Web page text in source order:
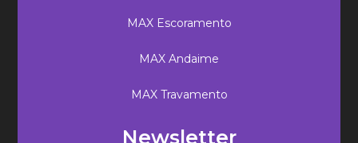
MAX Escoramento
MAX Andaime
MAX Travamento
Newsletter